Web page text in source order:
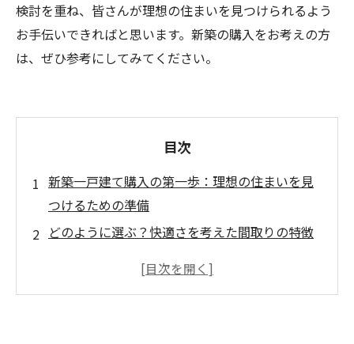
検討を重ね、皆さんが理想の住まいを見つけられるよう
お手伝いできればと思います。新築の購入をお考えの方
は、ぜひ参考にしてみてください。
目次
新築一戸建て購入の第一歩：理想の住まいを見
つけるための準備
どのように選ぶ？快適さを考えた間取りの特徴
将来を見据えた選択肢：安心して暮らせる建材